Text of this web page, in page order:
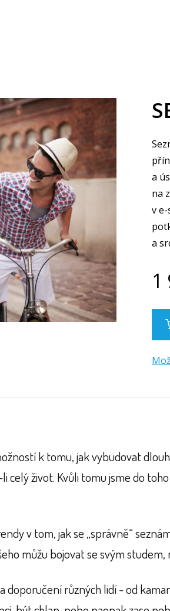
a
na
v
a
1
k tomu, jak vybudovat
celý život. Kvůli tomu jsme do
v tom, jak se „správně“
můžu bojovat se svým
doporučení různých lidí - od